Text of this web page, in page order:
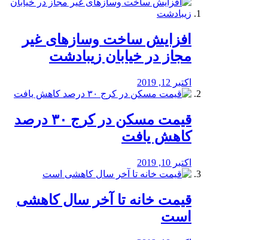
افزایش ساخت وسازهای غیر
مجاز در خیابان زیبادشت
اکتبر 12, 2019
️قیمت مسکن در کرج ۳۰ درصد
کاهش یافت
اکتبر 10, 2019
قیمت خانه تا آخر سال کاهشی
است